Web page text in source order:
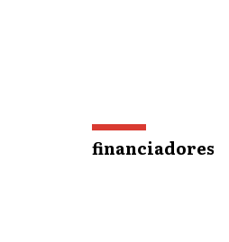
financiadores